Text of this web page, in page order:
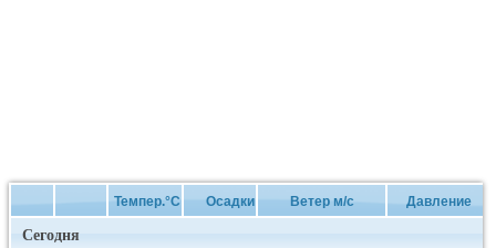
Темпер.°C Осадки Ветер м/с Давление
Сегодня